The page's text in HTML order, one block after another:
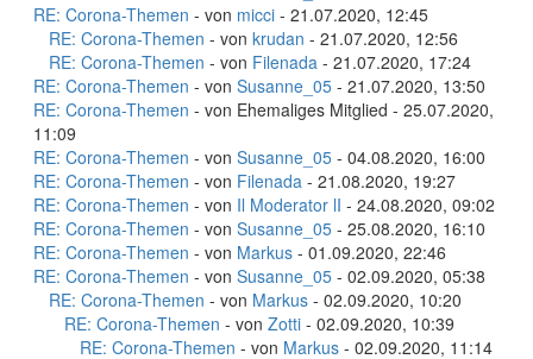
RE: Corona-Themen - von micci - 21.07.2020, 12:45
RE: Corona-Themen - von krudan - 21.07.2020, 12:56
RE: Corona-Themen - von Filenada - 21.07.2020, 17:24
RE: Corona-Themen - von Susanne_05 - 21.07.2020, 13:50
RE: Corona-Themen - von Ehemaliges Mitglied - 25.07.2020,
11:09
RE: Corona-Themen - von Susanne_05 - 04.08.2020, 16:00
RE: Corona-Themen - von Filenada - 21.08.2020, 19:27
RE: Corona-Themen - von Il Moderator lI - 24.08.2020, 09:02
RE: Corona-Themen - von Susanne_05 - 25.08.2020, 16:10
RE: Corona-Themen - von Markus - 01.09.2020, 22:46
RE: Corona-Themen - von Susanne_05 - 02.09.2020, 05:38
RE: Corona-Themen - von Markus - 02.09.2020, 10:20
RE: Corona-Themen - von Zotti - 02.09.2020, 10:39
RE: Corona-Themen - von Markus - 02.09.2020, 11:14